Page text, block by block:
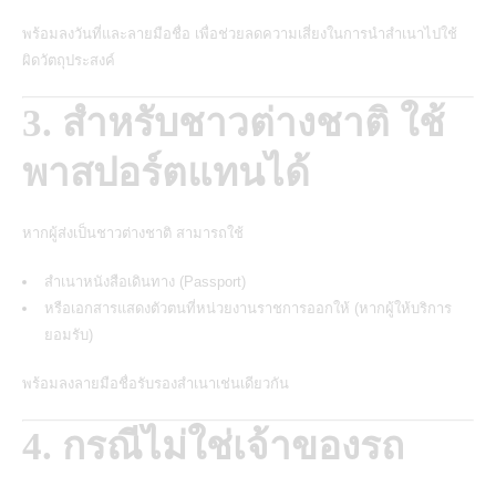
พร้อมลงวันที่และลายมือชื่อ เพื่อช่วยลดความเสี่ยงในการนำสำเนาไปใช้
ผิดวัตถุประสงค์
3. สำหรับชาวต่างชาติ ใช้
พาสปอร์ตแทนได้
หากผู้ส่งเป็นชาวต่างชาติ สามารถใช้
สำเนาหนังสือเดินทาง (Passport)
หรือเอกสารแสดงตัวตนที่หน่วยงานราชการออกให้ (หากผู้ให้บริการ
ยอมรับ)
พร้อมลงลายมือชื่อรับรองสำเนาเช่นเดียวกัน
4. กรณีไม่ใช่เจ้าของรถ